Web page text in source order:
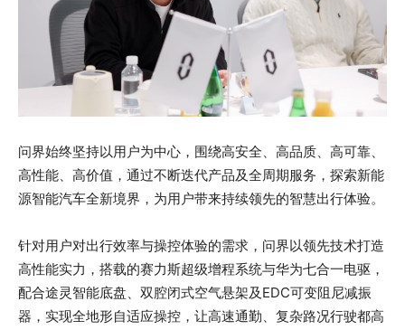
问界始终坚持以用户为中心，围绕高安全、高品质、高可靠、
高性能、高价值，通过不断迭代产品及全周期服务，探索新能
源智能汽车全新境界，为用户带来持续领先的智慧出行体验。
针对用户对出行效率与操控体验的需求，问界以领先技术打造
高性能实力，搭载的赛力斯超级增程系统与华为七合一电驱，
配合途灵智能底盘、双腔闭式空气悬架及EDC可变阻尼减振
器，实现全地形自适应操控，让高速通勤、复杂路况行驶都高